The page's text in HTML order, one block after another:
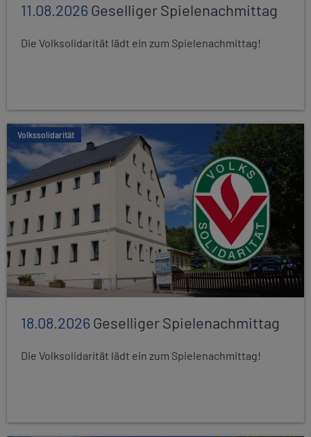
11.08.2026Geselliger Spielenachmittag
Die Volksolidarität lädt ein zum Spielenachmittag!
Volkssolidarität
18.08.2026Geselliger Spielenachmittag
Die Volksolidarität lädt ein zum Spielenachmittag!